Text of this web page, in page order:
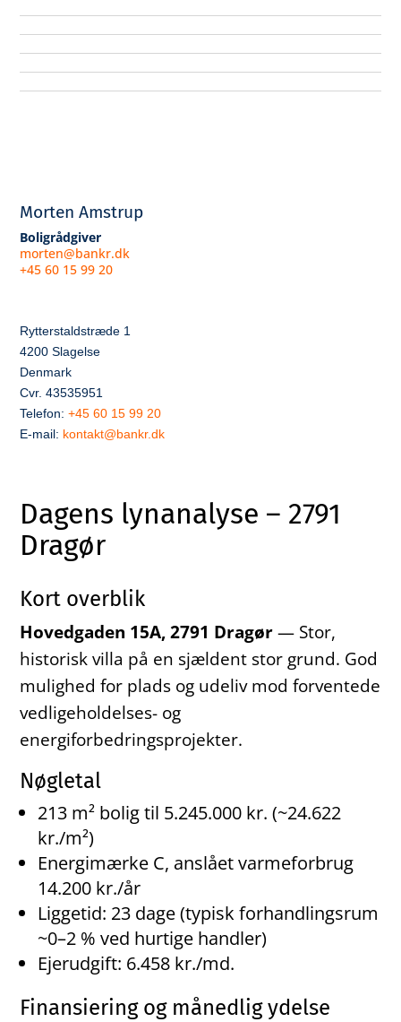
Morten Amstrup
Boligrådgiver
morten@bankr.dk
+45 60 15 99 20
Rytterstaldstræde 1
4200 Slagelse
Denmark
Cvr. 43535951
Telefon:+45 60 15 99 20
E-mail: kontakt@bankr.dk
Dagens lynanalyse – 2791
Dragør
Kort overblik
Hovedgaden 15A, 2791 Dragør— Stor,
historisk villa på en sjældent stor grund. God
mulighed for plads og udeliv mod forventede
vedligeholdelses- og
energiforbedringsprojekter.
Nøgletal
213 m² bolig til 5.245.000 kr. (~24.622
kr./m²)
Energimærke C, anslået varmeforbrug
14.200 kr./år
Liggetid: 23 dage (typisk forhandlingsrum
~0–2 % ved hurtige handler)
Ejerudgift: 6.458 kr./md.
Finansiering og månedlig ydelse